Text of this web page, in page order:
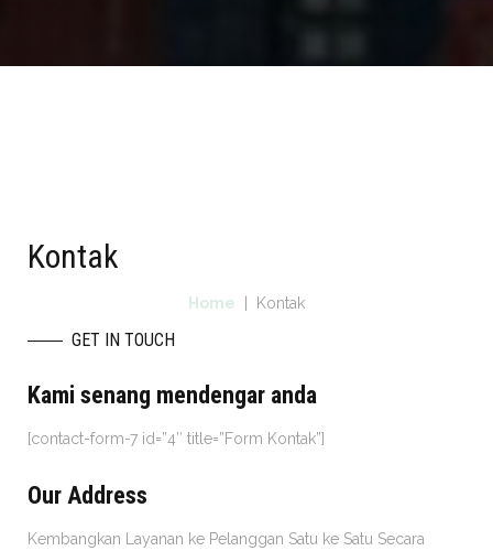
Kontak
Home | Kontak
GET IN TOUCH
Kami senang mendengar anda
[contact-form-7 id=”4″ title=”Form Kontak”]
Our Address
Kembangkan Layanan ke Pelanggan Satu ke Satu Secara